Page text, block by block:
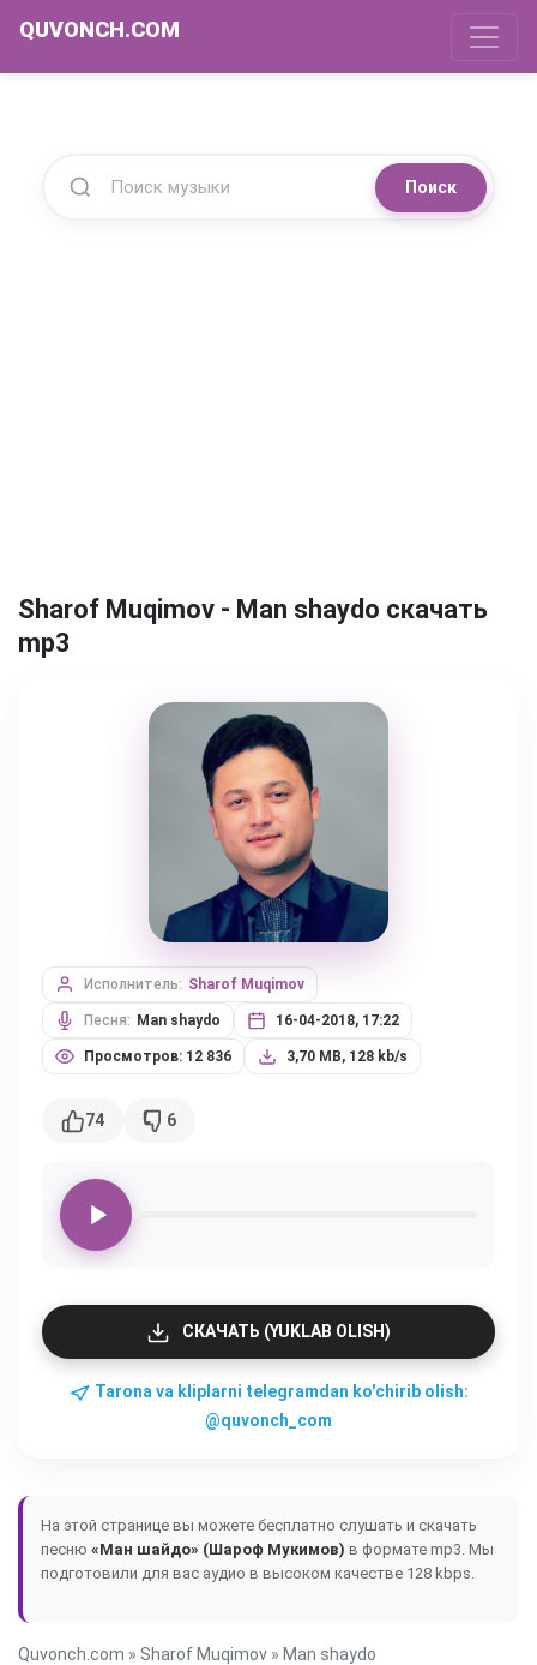
QUVONCH.COM
Поиск
Sharof Muqimov - Man shaydo скачать
mp3
Исполнитель: Sharof Muqimov
Песня: Man shaydo 16-04-2018, 17:22
Просмотров: 12 836 3,70 MB, 128 kb/s
74 6
СКАЧАТЬ (YUKLAB OLISH)
Tarona va kliplarni telegramdan ko'chirib olish:
@quvonch_com
На этой странице вы можете бесплатно слушать и скачать
песню «Ман шайдо» (Шароф Мукимов) в формате mp3. Мы
подготовили для вас аудио в высоком качестве 128 kbps.
Quvonch.com » Sharof Muqimov » Man shaydo